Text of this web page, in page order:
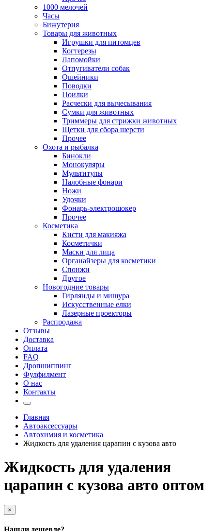
1000 мелочей
Часы
Бижутерия
Товары для животных
Игрушки для питомцев
Когтерезы
Лапомойки
Отпугиватели собак
Ошейники
Поводки
Поилки
Расчески для вычесывания
Сумки для животных
Триммеры для стрижки животных
Щетки для сбора шерсти
Прочее
Охота и рыбалка
Бинокли
Монокуляры
Мультитулы
Налобные фонари
Ножи
Удочки
Фонарь-электрошокер
Прочее
Косметика
Кисти для макияжа
Косметички
Маски для лица
Органайзеры для косметики
Спонжи
Другое
Новогодние товары
Гирлянды и мишура
Искусственные елки
Лазерные проекторы
Распродажа
Отзывы
Доставка
Оплата
FAQ
Дропшиппинг
Фулфилмент
О нас
Контакты
Главная
Автоаксессуары
Автохимия и косметика
Жидкость для удаления царапин с кузова авто
Жидкость для удаления
царапин с кузова авто оптом
×